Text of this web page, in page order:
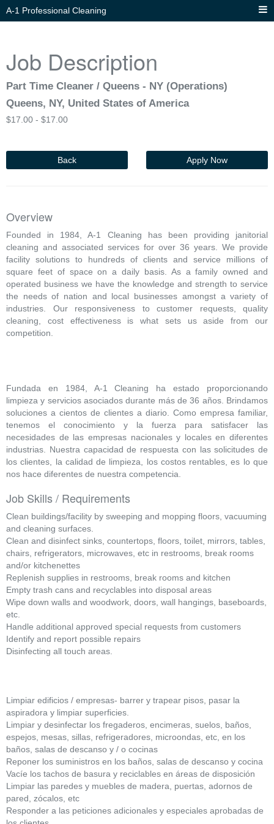
A-1 Professional Cleaning
Job Description
Part Time Cleaner / Queens - NY (Operations)
Queens, NY, United States of America
$17.00 - $17.00
Back Apply Now
Overview
Founded in 1984, A-1 Cleaning has been providing janitorial
cleaning and associated services for over 36 years. We provide
facility solutions to hundreds of clients and service millions of
square feet of space on a daily basis. As a family owned and
operated business we have the knowledge and strength to service
the needs of nation and local businesses amongst a variety of
industries. Our responsiveness to customer requests, quality
cleaning, cost effectiveness is what sets us aside from our
competition.
Fundada en 1984, A-1 Cleaning ha estado proporcionando
limpieza y servicios asociados durante más de 36 años. Brindamos
soluciones a cientos de clientes a diario. Como empresa familiar,
tenemos el conocimiento y la fuerza para satisfacer las
necesidades de las empresas nacionales y locales en diferentes
industrias. Nuestra capacidad de respuesta con las solicitudes de
los clientes, la calidad de limpieza, los costos rentables, es lo que
nos hace diferentes de nuestra competencia.
Job Skills / Requirements
Clean buildings/facility by sweeping and mopping floors, vacuuming
and cleaning surfaces.
Clean and disinfect sinks, countertops, floors, toilet, mirrors, tables,
chairs, refrigerators, microwaves, etc in restrooms, break rooms
and/or kitchenettes
Replenish supplies in restrooms, break rooms and kitchen
Empty trash cans and recyclables into disposal areas
Wipe down walls and woodwork, doors, wall hangings, baseboards,
etc.
Handle additional approved special requests from customers
Identify and report possible repairs
Disinfecting all touch areas.
Limpiar edificios / empresas- barrer y trapear pisos, pasar la
aspiradora y limpiar superficies.
Limpiar y desinfectar los fregaderos, encimeras, suelos, baños,
espejos, mesas, sillas, refrigeradores, microondas, etc, en los
baños, salas de descanso y / o cocinas
Reponer los suministros en los baños, salas de descanso y cocina
Vacíe los tachos de basura y reciclables en áreas de disposición
Limpiar las paredes y muebles de madera, puertas, adornos de
pared, zócalos, etc
Responder a las peticiones adicionales y especiales aprobadas de